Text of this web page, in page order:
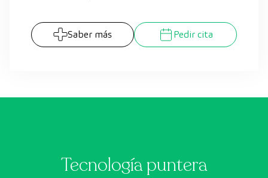
Saber más Pedir cita
Tecnología puntera